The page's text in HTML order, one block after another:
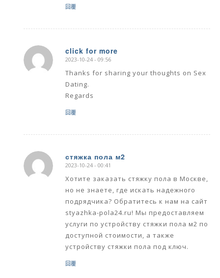
回覆
click for more
says:
2023-10-24 - 09:56
Thanks for sharing your thoughts on Sex
Dating.
Regards
回覆
стяжка пола м2
says:
2023-10-24 - 00:41
Хотите заказать стяжку пола в Москве,
но не знаете, где искать надежного
подрядчика? Обратитесь к нам на сайт
styazhka-pola24.ru! Мы предоставляем
услуги по устройству стяжки пола м2 по
доступной стоимости, а также
устройству стяжки пола под ключ.
回覆